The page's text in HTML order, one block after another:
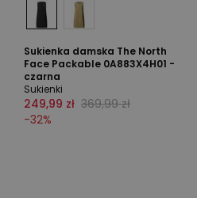
Sukienka damska The North
Face Packable 0A883X4H01 -
czarna
Sukienki
249,99 zł 369,99 zł
-32%